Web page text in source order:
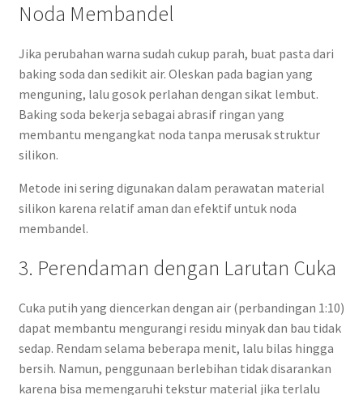
Noda Membandel
Jika perubahan warna sudah cukup parah, buat pasta dari
baking soda dan sedikit air. Oleskan pada bagian yang
menguning, lalu gosok perlahan dengan sikat lembut.
Baking soda bekerja sebagai abrasif ringan yang
membantu mengangkat noda tanpa merusak struktur
silikon.
Metode ini sering digunakan dalam perawatan material
silikon karena relatif aman dan efektif untuk noda
membandel.
3. Perendaman dengan Larutan Cuka
Cuka putih yang diencerkan dengan air (perbandingan 1:10)
dapat membantu mengurangi residu minyak dan bau tidak
sedap. Rendam selama beberapa menit, lalu bilas hingga
bersih. Namun, penggunaan berlebihan tidak disarankan
karena bisa memengaruhi tekstur material jika terlalu